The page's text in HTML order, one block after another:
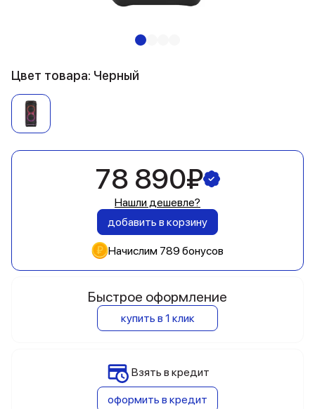
Цвет товара: Черный
78 890₽
Нашли дешевле?
добавить в корзину
Начислим 789 бонусов
Быстрое оформление
купить в 1 клик
Взять в кредит
оформить в кредит